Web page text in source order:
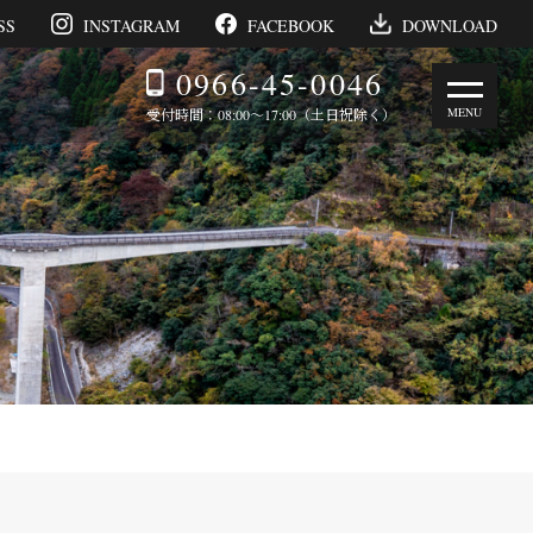
INSTAGRAM FACEBOOK DOWNLOAD
0966-45-0046
受付時間：08:00～17:00（土日祝除く）